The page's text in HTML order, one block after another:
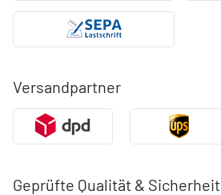
Versandpartner
Geprüfte Qualität & Sicherheit